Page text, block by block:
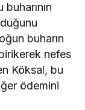
buharın
nefes
Köksal, bu
ödemini